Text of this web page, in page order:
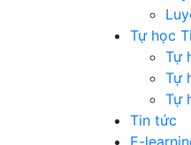
Tự học
Tự
Tự
Tự
Tin tức
E-